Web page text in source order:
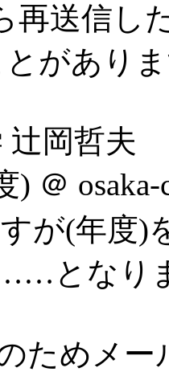
再送信し
があり
辻岡哲夫
) ＠ osaka-
が(年度)
となり
ためメ